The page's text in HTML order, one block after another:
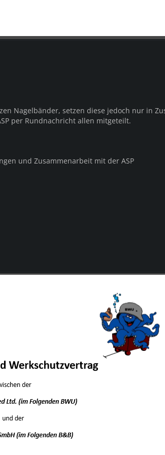
Nagelbänder, setzen diese jedoch nur in
per Rundnachricht allen mitgeteilt.
und Zusammenarbeit mit der ASP